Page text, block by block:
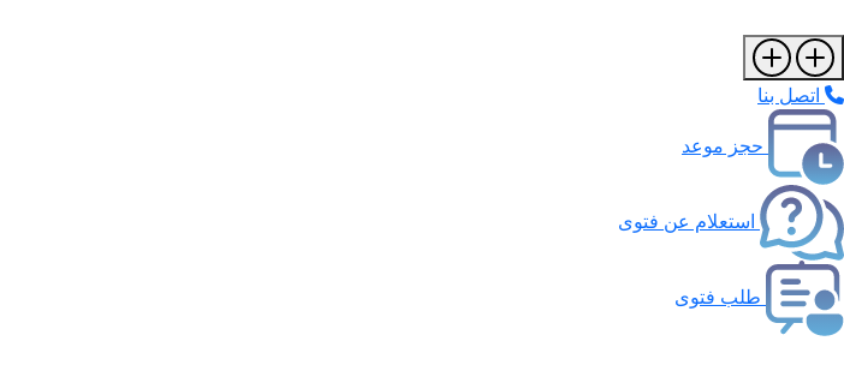
اتصل بنا
حجز موعد
استعلام عن فتوى
طلب فتوى